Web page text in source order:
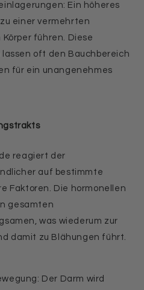
Ein höheres
einer vermehrten
führen. Diese
oft den Bauchbereich
für ein unangenehmes
reagiert der
auf bestimmte
Faktoren. Die hormonellen
gesamten
was wiederum zur
damit zu Blähungen führt.
Der Darm wird